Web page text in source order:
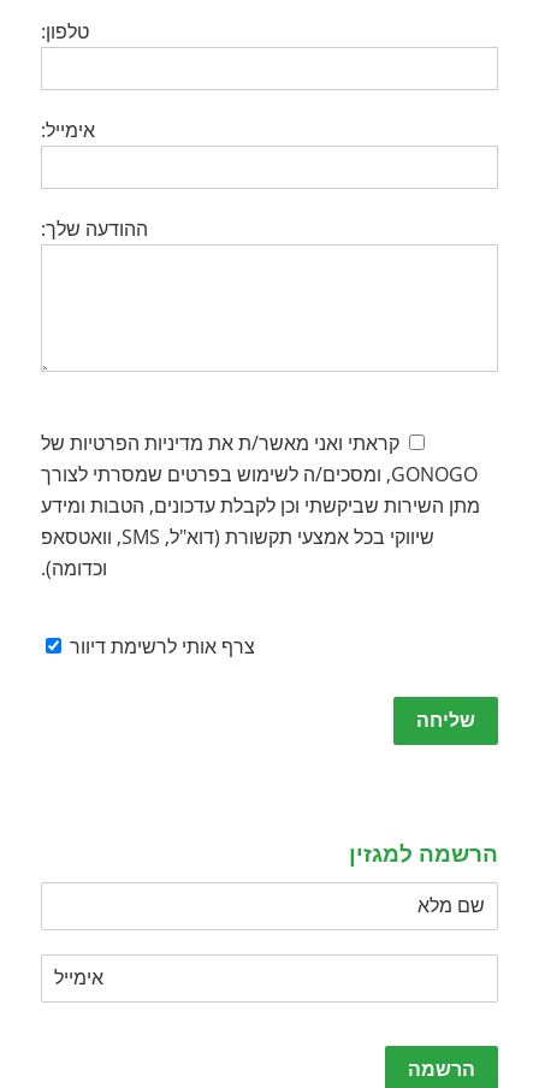
טלפון:
אימייל:
ההודעה שלך:
קראתי ואני מאשר/ת את מדיניות הפרטיות של
GONOGO, ומסכים/ה לשימוש בפרטים שמסרתי לצורך
מתן השירות שביקשתי וכן לקבלת עדכונים, הטבות ומידע
שיווקי בכל אמצעי תקשורת (דוא"ל, SMS, וואטסאפ
וכדומה).
צרף אותי לרשימת דיוור
Please
leave
הרשמה למגזין
Please
leave